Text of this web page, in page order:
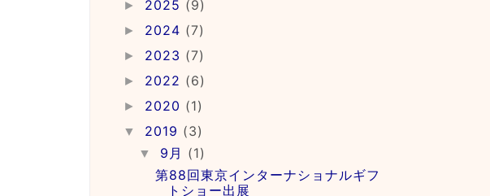
► 2025 (9)
► 2024 (7)
► 2023 (7)
► 2022 (6)
► 2020 (1)
▼ 2019 (3)
▼ 9月 (1)
第88回東京インターナショナルギフ
トショー出展